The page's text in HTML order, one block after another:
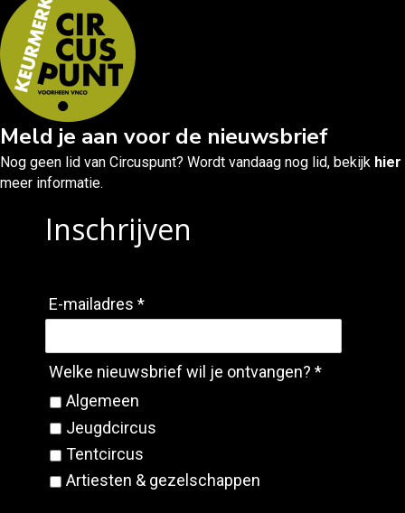
Meld je aan voor de nieuwsbrief
Nog geen lid van Circuspunt? Wordt vandaag nog lid, bekijk hier
meer informatie.
Inschrijven
E-mailadres *
Welke nieuwsbrief wil je ontvangen? *
Algemeen
Jeugdcircus
Tentcircus
Artiesten & gezelschappen